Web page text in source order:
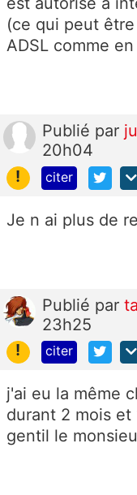
(ce qui peut
ADSL comme
Publié par
20h04
!
citer
Je n ai plus de
Publié par
23h25
!
citer
j'ai eu la même
durant 2 mois et
gentil le